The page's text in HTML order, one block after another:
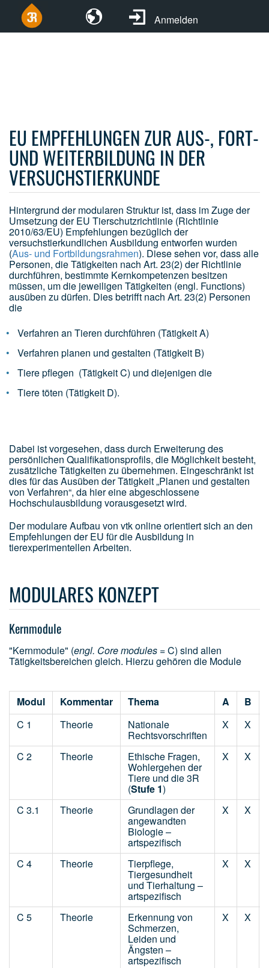
Anmelden
EU EMPFEHLUNGEN ZUR AUS-, FORT-
UND WEITERBILDUNG IN DER
VERSUCHSTIERKUNDE
Hintergrund der modularen Struktur ist, dass im Zuge der
Umsetzung der EU Tierschutzrichtlinie (Richtlinie
2010/63/EU) Empfehlungen bezüglich der
versuchstierkundlichen Ausbildung entworfen wurden
(Aus- und Fortbildungsrahmen). Diese sehen vor, dass alle
Personen, die Tätigkeiten nach Art. 23(2) der Richtlinie
durchführen, bestimmte Kernkompetenzen besitzen
müssen, um die jeweiligen Tätigkeiten (engl. Functions)
ausüben zu dürfen. Dies betrifft nach Art. 23(2) Personen
die
Verfahren an Tieren durchführen (Tätigkeit A)
Verfahren planen und gestalten (Tätigkeit B)
Tiere pflegen (Tätigkeit C) und diejenigen die
Tiere töten (Tätigkeit D).
Dabei ist vorgesehen, dass durch Erweiterung des
persönlichen Qualifikationsprofils, die Möglichkeit besteht,
zusätzliche Tätigkeiten zu übernehmen. Eingeschränkt ist
dies für das Ausüben der Tätigkeit „Planen und gestalten
von Verfahren“, da hier eine abgeschlossene
Hochschulausbildung vorausgesetzt wird.
Der modulare Aufbau von vtk online orientiert sich an den
Empfehlungen der EU für die Ausbildung in
tierexperimentellen Arbeiten.
MODULARES KONZEPT
Kernmodule
"Kernmodule" (engl. Core modules = C) sind allen
Tätigkeitsbereichen gleich. Hierzu gehören die Module
Modul Kommentar Thema A B
C 1
Theorie Nationale
Rechtsvorschriften
X X
C 2 Theorie Ethische Fragen,
Wohlergehen der
Tiere und die 3R
(Stufe 1)
X X
C 3.1 Theorie Grundlagen der
angewandten
Biologie –
artspezifisch
X X
C 4 Theorie Tierpflege,
Tiergesundheit
und Tierhaltung –
artspezifisch
X X
C 5 Theorie Erkennung von
Schmerzen,
Leiden und
Ängsten –
artspezifisch
X X